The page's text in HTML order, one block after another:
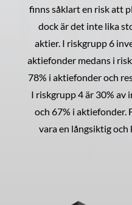
finns såklart en risk att
dock är det inte lika
aktier. I riskgrupp 6
aktiefonder medans i
78% i aktiefonder och
I riskgrupp 4 är 30%
och 67% i aktiefonder.
vara en långsiktig